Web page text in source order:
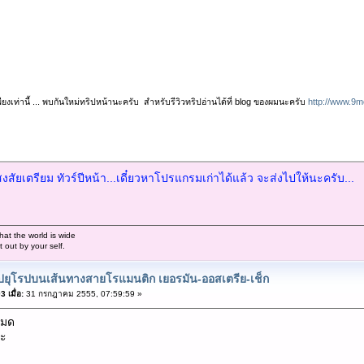
งเท่านี้ ... พบกันใหม่ทริปหน้านะครับ สำหรับรีวิวทริปอ่านได้ที่ blog ของผมนะครับ http://
สัยเตรียม ทัวร์ปีหน้า...เดี๋ยวหาโปรแกรมเก่าได้แล้ว จะส่งไปให้นะครับ...
the world is wide
by your self.
โรปบนเส้นทางสายโรแมนติก เยอรมัน-ออสเตรีย-เช็ก
เมื่อ:31 กรกฎาคม 2555, 07:59:59 »
ด